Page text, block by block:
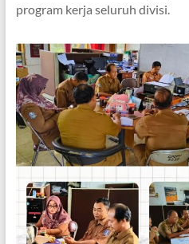
program kerja seluruh divisi.